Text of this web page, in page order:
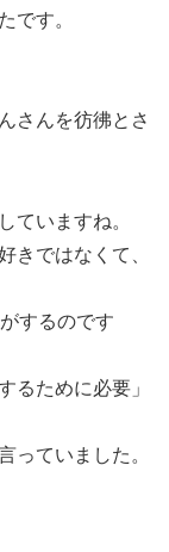
です。
さんを彷彿とさ
ていますね。
きではなくて、
するのです
るために必要」
っていました。